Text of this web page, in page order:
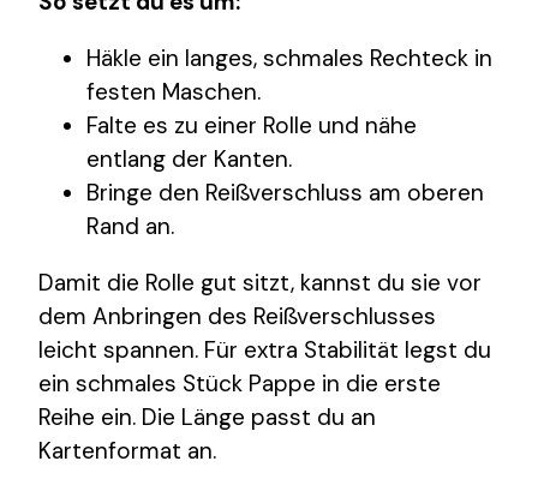
Häkle ein langes, schmales Rechteck in
festen Maschen.
Falte es zu einer Rolle und nähe
entlang der Kanten.
Bringe den Reißverschluss am oberen
Rand an.
Damit die Rolle gut sitzt, kannst du sie vor
dem Anbringen des Reißverschlusses
leicht spannen. Für extra Stabilität legst du
ein schmales Stück Pappe in die erste
Reihe ein. Die Länge passt du an
Kartenformat an.